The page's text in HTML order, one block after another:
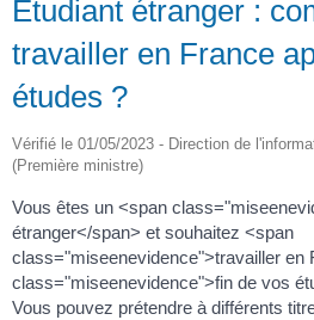
Étudiant étranger :
travailler en France
études ?
Vérifié le 01/05/2023 - Direction de
(Première ministre)
Vous êtes un <span
étranger</span> et souhaitez <span
class="miseenevidence">travailler en
class="miseenevidence">fin de vos
Vous pouvez prétendre à différents